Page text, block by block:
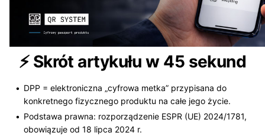
⚡ Skrót artykułu w 45 sekund
DPP = elektroniczna „cyfrowa metka” przypisana do
konkretnego fizycznego produktu na całe jego życie.
Podstawa prawna: rozporządzenie ESPR (UE) 2024/1781,
obowiązuje od 18 lipca 2024 r.